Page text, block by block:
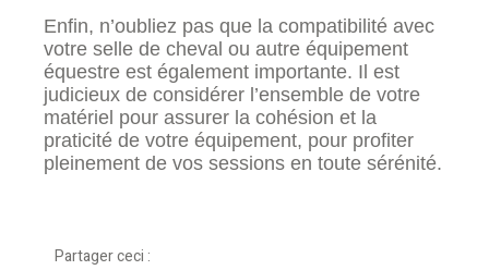
Enfin, n’oubliez pas que la compatibilité avec
votre selle de cheval ou autre équipement
équestre est également importante. Il est
judicieux de considérer l’ensemble de votre
matériel pour assurer la cohésion et la
praticité de votre équipement, pour profiter
pleinement de vos sessions en toute sérénité.
Partager ceci :